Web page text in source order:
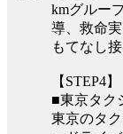
kmグルー
導、救命
もてなし
【STEP4】
■東京タク
東京のタ